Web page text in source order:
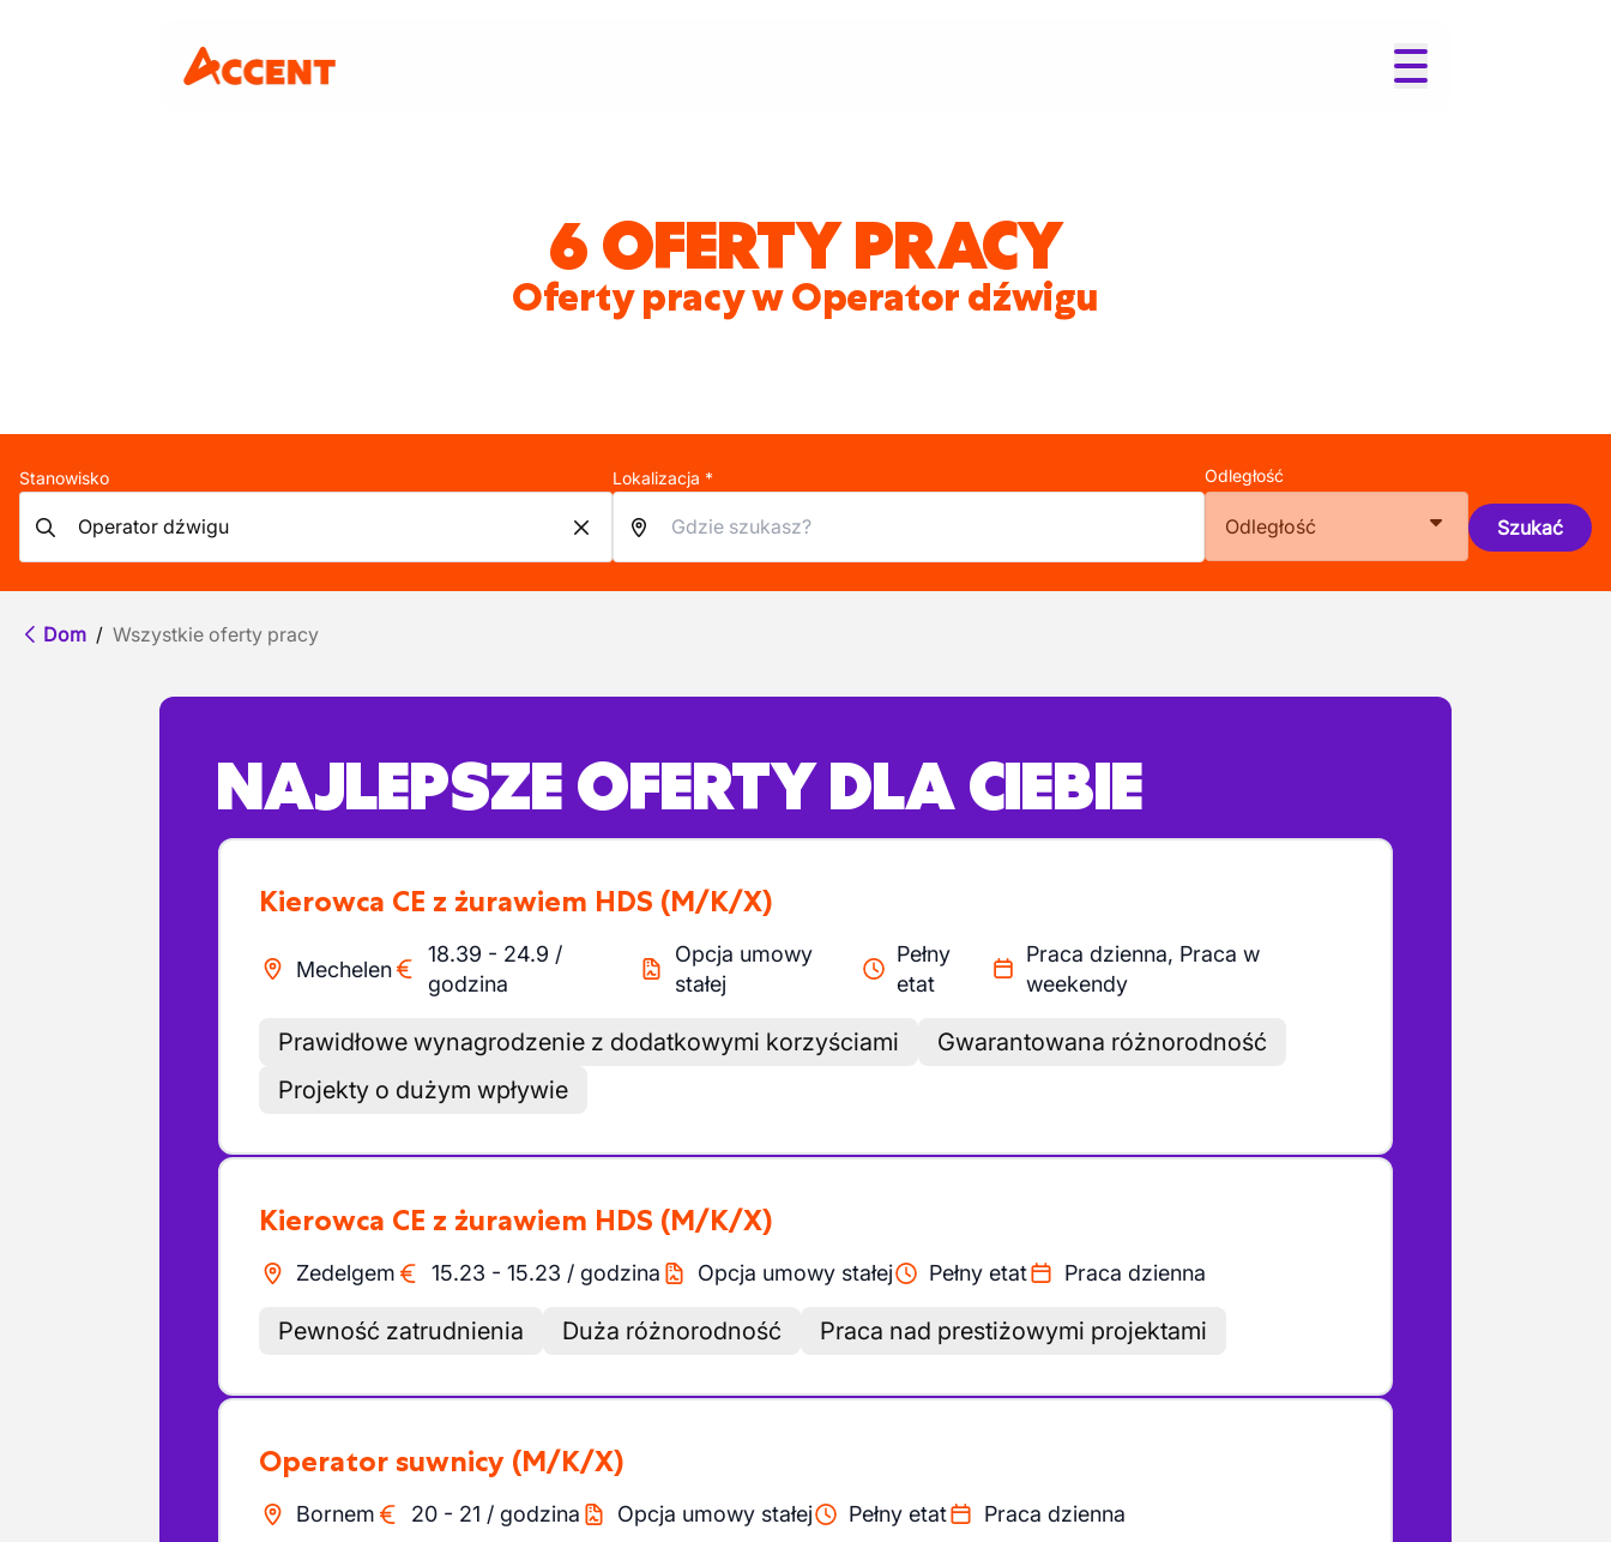
6 OFERTY PRACY
Oferty pracy w Operator dźwigu
Stanowisko Lokalizacja * Odległość
Odległość Szukać
Dom / Wszystkie oferty pracy
NAJLEPSZE OFERTY DLA CIEBIE
Kierowca CE z żurawiem HDS (M/K/X)
Mechelen
18.39 - 24.9 /
godzina
Opcja umowy
stałej
Pełny
etat
Praca dzienna, Praca w
weekendy
Prawidłowe wynagrodzenie z dodatkowymi korzyściami
Gwarantowana różnorodność
Projekty o dużym wpływie
Kierowca CE z żurawiem HDS (M/K/X)
Zedelgem 15.23 - 15.23 / godzina Opcja umowy stałej Pełny etat Praca dzienna
Pewność zatrudnienia Duża różnorodność Praca nad prestiżowymi projektami
Operator suwnicy (M/K/X)
Bornem 20 - 21 / godzina Opcja umowy stałej Pełny etat Praca dzienna